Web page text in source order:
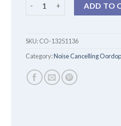
ADD TO
SKU:CO-13251136
Category:Noise Cancelling